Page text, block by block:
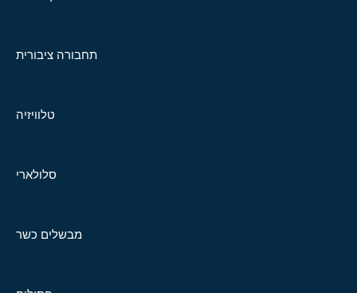
תחבורה ציבורית
טלוויזיה
סלולארי
מבשלים כשר